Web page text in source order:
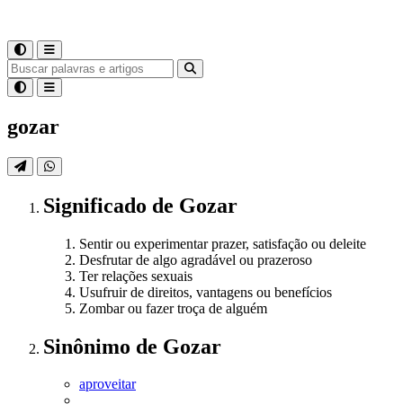
gozar
Significado de Gozar
Sentir ou experimentar prazer, satisfação ou deleite
Desfrutar de algo agradável ou prazeroso
Ter relações sexuais
Usufruir de direitos, vantagens ou benefícios
Zombar ou fazer troça de alguém
Sinônimo de Gozar
aproveitar